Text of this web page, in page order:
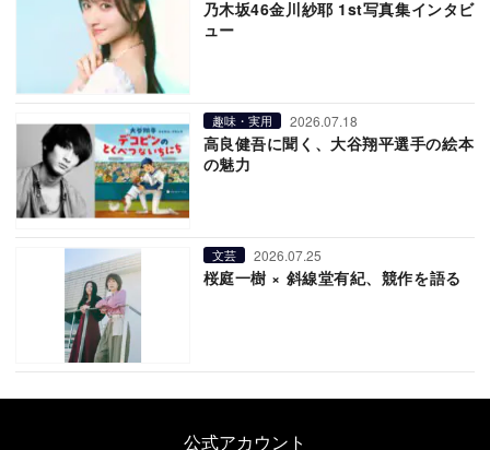
乃木坂46金川紗耶 1st写真集インタビ
ュー
趣味・実用 2026.07.18
高良健吾に聞く、大谷翔平選手の絵本
の魅力
文芸 2026.07.25
桜庭一樹 × 斜線堂有紀、競作を語る
公式アカウント